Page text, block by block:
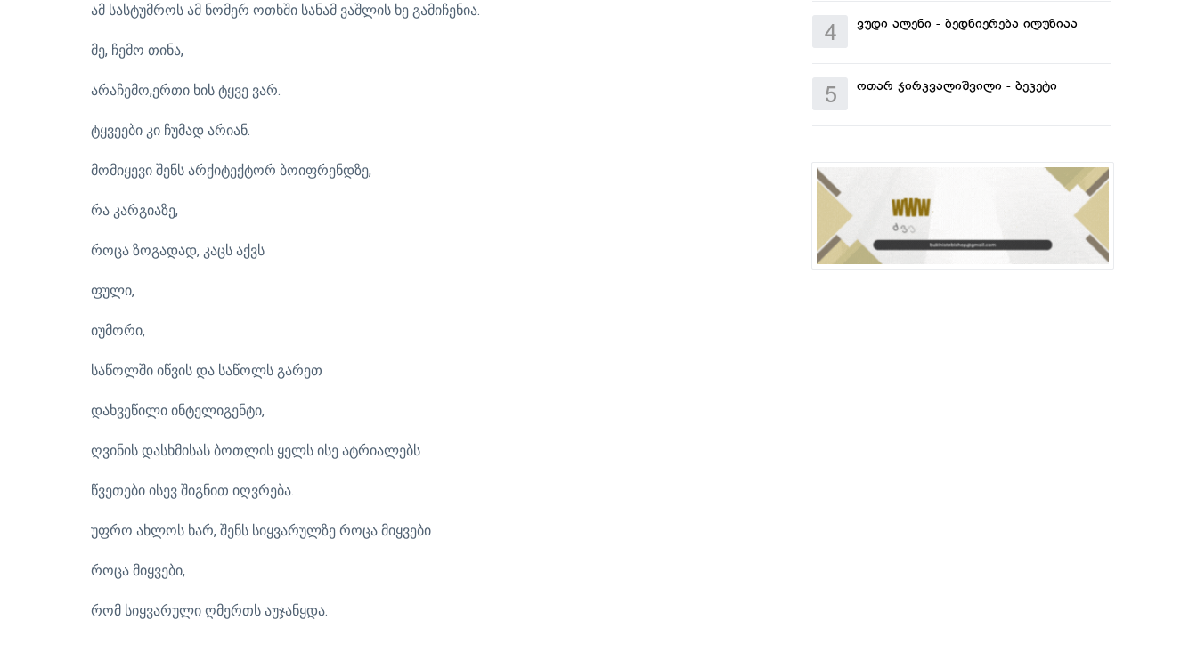
ამ სასტუმროს ამ ნომერ ოთხში სანამ ვაშლის ხე გამიჩენია.
მე, ჩემო თინა,
არაჩემო,ერთი ხის ტყვე ვარ.
ტყვეები კი ჩუმად არიან.
მომიყევი შენს არქიტექტორ ბოიფრენდზე,
რა კარგიაზე,
როცა ზოგადად, კაცს აქვს
ფული,
იუმორი,
საწოლში იწვის და საწოლს გარეთ
დახვეწილი ინტელიგენტი,
ღვინის დასხმისას ბოთლის ყელს ისე ატრიალებს
წვეთები ისევ შიგნით იღვრება.
უფრო ახლოს ხარ, შენს სიყვარულზე როცა მიყვები
როცა მიყვები,
რომ სიყვარული ღმერთს აუჯანყდა.
4 ვუდი ალენი - ბედნიერება ილუზიაა
5 ოთარ ჯირკვალიშვილი - ბეკეტი